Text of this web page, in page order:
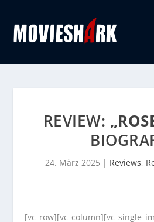
REVIEW:
24. März 2025 | Reviews,